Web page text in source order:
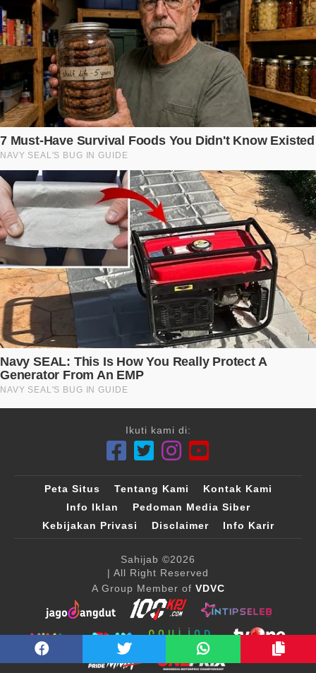
Ikuti kami di:
Peta Situs Tentang Kami
Kontak Kami
Info Iklan
Pedoman Media Siber
Kebijakan Privasi
Disclaimer Info Karir
Sahijab ©2026
| All Right Reserved
A Group Member of VDVC